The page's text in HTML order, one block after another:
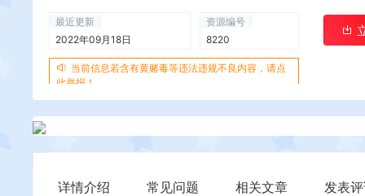
最近更新
2022年09月18日
资源编号
8220
当前信息若含有黄赌毒等违法违规不良内容，请点
此举报！
详情介绍 常见问题 相关文章 发表